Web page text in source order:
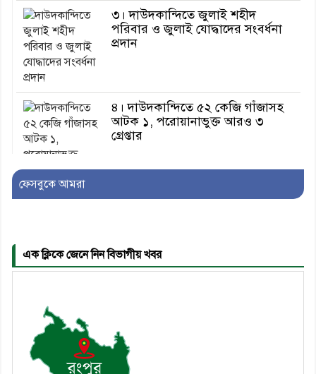
৩। দাউদকান্দিতে জুলাই শহীদ
পরিবার ও জুলাই যোদ্ধাদের সংবর্ধনা
প্রদান
৪। দাউদকান্দিতে ৫২ কেজি গাঁজাসহ
আটক ১, পরোয়ানাভুক্ত আরও ৩
গ্রেপ্তার
৫। মেঘনা উপজেলা বিএনপির নতুন
৬। জেলা পুলিশ সুপার থেকে সম্মাননা
পেলেন দাউদকান্দি মডেল থানার
৭। দাউদকান্দিতে উপজেলা আইন-
শৃঙ্খলা কমিটির মাসিক সভা অনুষ্ঠিত
ফেসবুকে আমরা
এক ক্লিকে জেনে নিন বিভাগীয় খবর